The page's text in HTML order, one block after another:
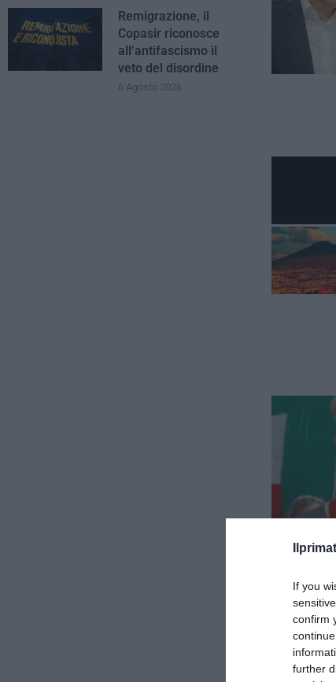
If you
confirm
further
Remigrazione, il
Copasir riconosce
all’antifascismo il
veto del disordine
6 Agosto 2026